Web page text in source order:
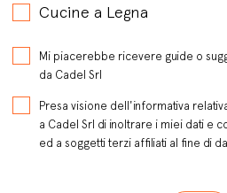
Cucine a Legna
Mi piacerebbe ricevere guide o
da Cadel Srl
Presa visione dell'informativa
a Cadel Srl di inoltrare i miei dati e
ed a soggetti terzi affiliati al fine di